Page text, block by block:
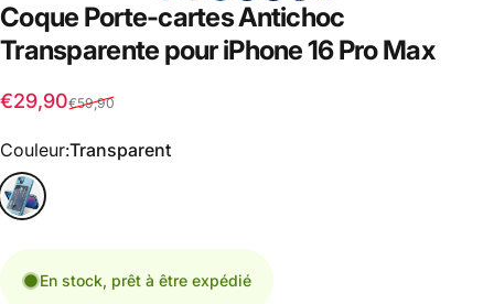
Coque Porte-cartesAntichoc
Transparente pouriPhone16ProMax
Prix promotionnel
€29,90
Prix habituel
€59,90
Couleur
Couleur:Transparent
En stock, prêt à être expédié